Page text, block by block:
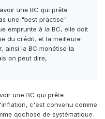
une BC qui prête
une "best practise".
emprunte à la BC, elle doit
du crédit, et la meilleure
ainsi la BC monétise la
on peut dire,
une BC qui prête
c'est convenu comme
qqchose de systématique.